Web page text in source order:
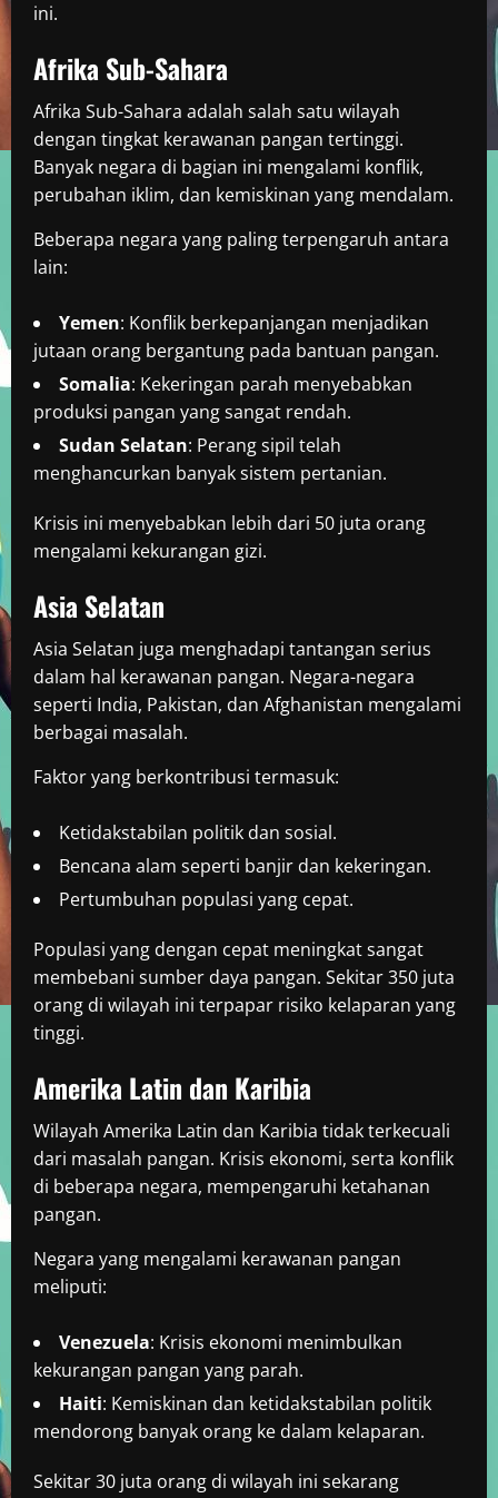
ini.
Afrika Sub-Sahara
Afrika Sub-Sahara adalah salah satu wilayah
dengan tingkat kerawanan pangan tertinggi.
Banyak negara di bagian ini mengalami konflik,
perubahan iklim, dan kemiskinan yang mendalam.
Beberapa negara yang paling terpengaruh antara
lain:
Yemen: Konflik berkepanjangan menjadikan
jutaan orang bergantung pada bantuan pangan.
Somalia: Kekeringan parah menyebabkan
produksi pangan yang sangat rendah.
Sudan Selatan: Perang sipil telah
menghancurkan banyak sistem pertanian.
Krisis ini menyebabkan lebih dari 50 juta orang
mengalami kekurangan gizi.
Asia Selatan
Asia Selatan juga menghadapi tantangan serius
dalam hal kerawanan pangan. Negara-negara
seperti India, Pakistan, dan Afghanistan mengalami
berbagai masalah.
Faktor yang berkontribusi termasuk:
Ketidakstabilan politik dan sosial.
Bencana alam seperti banjir dan kekeringan.
Pertumbuhan populasi yang cepat.
Populasi yang dengan cepat meningkat sangat
membebani sumber daya pangan. Sekitar 350 juta
orang di wilayah ini terpapar risiko kelaparan yang
tinggi.
Amerika Latin dan Karibia
Wilayah Amerika Latin dan Karibia tidak terkecuali
dari masalah pangan. Krisis ekonomi, serta konflik
di beberapa negara, mempengaruhi ketahanan
pangan.
Negara yang mengalami kerawanan pangan
meliputi:
Venezuela: Krisis ekonomi menimbulkan
kekurangan pangan yang parah.
Haiti: Kemiskinan dan ketidakstabilan politik
mendorong banyak orang ke dalam kelaparan.
Sekitar 30 juta orang di wilayah ini sekarang